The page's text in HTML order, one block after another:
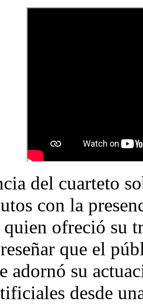
del cuarteto
con la
ofreció su
que el
adornó su
desde